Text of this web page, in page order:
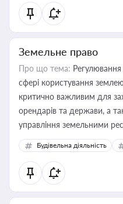
Земельне право
Про що тема: Регулювання
сфері користування
критично важливим для
орендарів та держави, а
управління земельними
Будівельна діяльність